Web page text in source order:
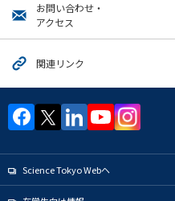
お問い合わせ・
アクセス
関連リンク
Science Tokyo Webヘ